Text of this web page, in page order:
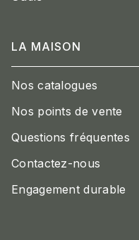
LA MAISON
Nos catalogues
Nos points de vente
Questions fréquentes
Contactez-nous
Engagement durable